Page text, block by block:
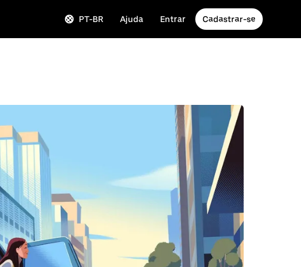
PT-BR Ajuda Entrar Cadastrar-se